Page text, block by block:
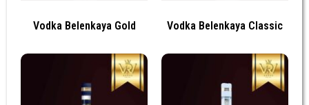
Vodka Belenkaya Gold Vodka Belenkaya Classic